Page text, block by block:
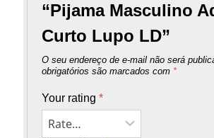
“Pijama Masculino
Curto Lupo LD”
O seu endereço de e-mail não será
obrigatórios são marcados com *
Your rating *